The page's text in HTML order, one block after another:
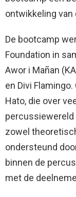
ontwikkeling van
De bootcamp
Foundation in
Awor i Mañan
en Divi
Hato, die over
percussiewereld
zowel
ondersteund
binnen de
met de